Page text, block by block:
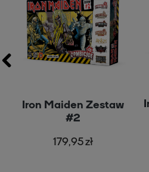
Iron Maiden Zestaw
#2
179,95 zł